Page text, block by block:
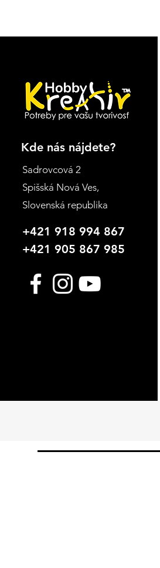
Kde nás nájdete?
Sadrovcová 2
Spišská Nová Ves,
Slovenská republika
+421 918 994 867
+421 905 867 985